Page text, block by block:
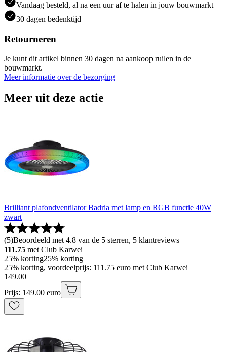
Vandaag besteld, al na een uur af te halen in jouw bouwmarkt
30 dagen bedenktijd
Retourneren
Je kunt dit artikel binnen 30 dagen na aankoop ruilen in de
bouwmarkt.
Meer informatie over de bezorging
Meer uit deze actie
Brilliant plafondventilator Badria met lamp en RGB functie 40W
zwart
(5)Beoordeeld met 4.8 van de 5 sterren, 5 klantreviews
111.75 met Club Karwei
25% korting25% korting
25% korting, voordeelprijs: 111.75 euro met Club Karwei
149.00
Prijs: 149.00 euro